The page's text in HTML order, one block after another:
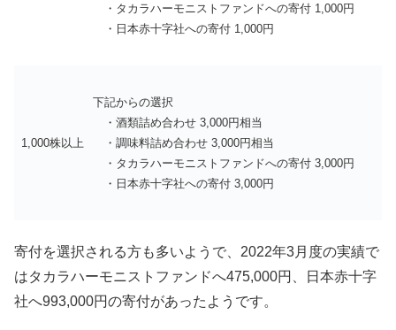
・タカラハーモニストファンドへの寄付 1,000円
・日本赤十字社への寄付 1,000円
1,000株以上
下記からの選択
・酒類詰め合わせ 3,000円相当
・調味料詰め合わせ 3,000円相当
・タカラハーモニストファンドへの寄付 3,000円
・日本赤十字社への寄付 3,000円
寄付を選択される方も多いようで、2022年3月度の実績で
はタカラハーモニストファンドへ475,000円、日本赤十字
社へ993,000円の寄付があったようです。